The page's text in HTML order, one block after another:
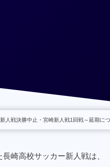
人戦決勝中止・宮崎新人戦1回戦～延期に
崎高校サッカー新人戦は、